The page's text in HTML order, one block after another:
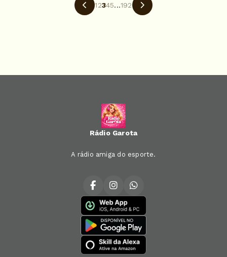
12345...192
Rádio Garota
A rádio amiga do esporte.